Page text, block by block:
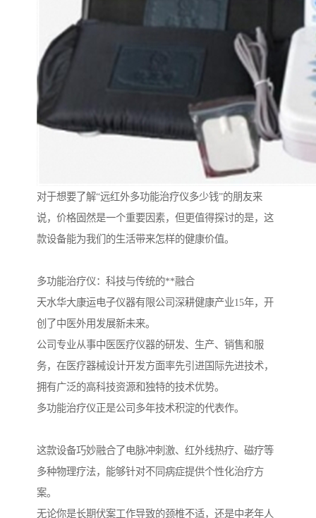
对于想要了解“远红外多功能治疗仪多少钱”的朋友来
说，价格固然是一个重要因素，但更值得探讨的是，这
款设备能为我们的生活带来怎样的健康价值。
多功能治疗仪：科技与传统的**融合
天水华大康运电子仪器有限公司深耕健康产业15年，开
创了中医外用发展新未来。
公司专业从事中医医疗仪器的研发、生产、销售和服
务，在医疗器械设计开发方面率先引进国际先进技术，
拥有广泛的高科技资源和独特的技术优势。
多功能治疗仪正是公司多年技术积淀的代表作。
这款设备巧妙融合了电脉冲刺激、红外线热疗、磁疗等
多种物理疗法，能够针对不同病症提供个性化治疗方
案。
无论你是长期伏案工作导致的颈椎不适，还是中老年人